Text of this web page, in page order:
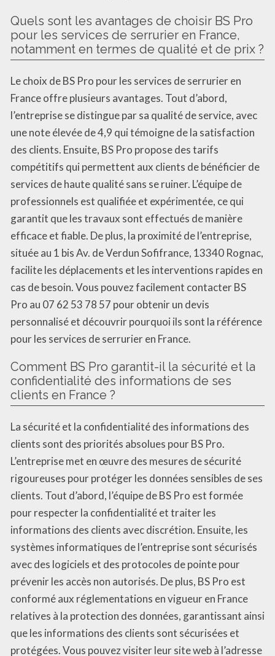
Quels sont les avantages de choisir BS Pro
pour les services de serrurier en France,
notamment en termes de qualité et de prix ?
Le choix de BS Pro pour les services de serrurier en
France offre plusieurs avantages. Tout d’abord,
l’entreprise se distingue par sa qualité de service, avec
une note élevée de 4,9 qui témoigne de la satisfaction
des clients. Ensuite, BS Pro propose des tarifs
compétitifs qui permettent aux clients de bénéficier de
services de haute qualité sans se ruiner. L’équipe de
professionnels est qualifiée et expérimentée, ce qui
garantit que les travaux sont effectués de manière
efficace et fiable. De plus, la proximité de l’entreprise,
située au 1 bis Av. de Verdun Sofifrance, 13340 Rognac,
facilite les déplacements et les interventions rapides en
cas de besoin. Vous pouvez facilement contacter BS
Pro au 07 62 53 78 57 pour obtenir un devis
personnalisé et découvrir pourquoi ils sont la référence
pour les services de serrurier en France.
Comment BS Pro garantit-il la sécurité et la
confidentialité des informations de ses
clients en France ?
La sécurité et la confidentialité des informations des
clients sont des priorités absolues pour BS Pro.
L’entreprise met en œuvre des mesures de sécurité
rigoureuses pour protéger les données sensibles de ses
clients. Tout d’abord, l’équipe de BS Pro est formée
pour respecter la confidentialité et traiter les
informations des clients avec discrétion. Ensuite, les
systèmes informatiques de l’entreprise sont sécurisés
avec des logiciels et des protocoles de pointe pour
prévenir les accès non autorisés. De plus, BS Pro est
conformé aux réglementations en vigueur en France
relatives à la protection des données, garantissant ainsi
que les informations des clients sont sécurisées et
protégées. Vous pouvez visiter leur site web à l’adresse